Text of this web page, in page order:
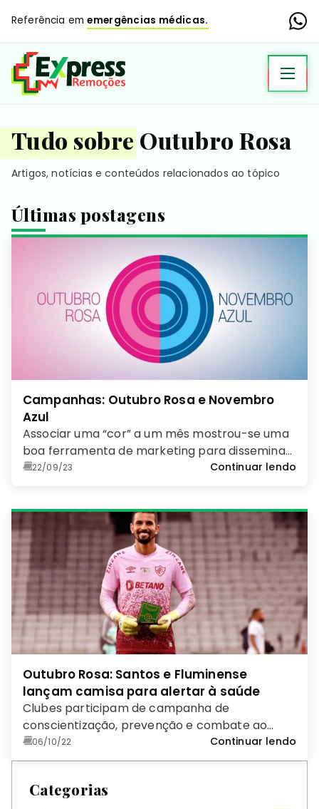
Referência ememergências médicas.
Tudo sobre Outubro Rosa
Artigos, notícias e conteúdos relacionados ao tópico
Últimas postagens
Campanhas: Outubro Rosa e Novembro
Azul
Associar uma “cor” a um mês mostrou-se uma
boa ferramenta de marketing para disseminar
informações sobre importantes questões de
22/09/23 Continuar lendo
Outubro Rosa: Santos e Fluminense
lançam camisa para alertar à saúde
Clubes participam de campanha de
conscientização, prevenção e combate ao
câncer de mama; diagnóstico precoce indica
índices elevados de cura da doença
06/10/22 Continuar lendo
Categorias